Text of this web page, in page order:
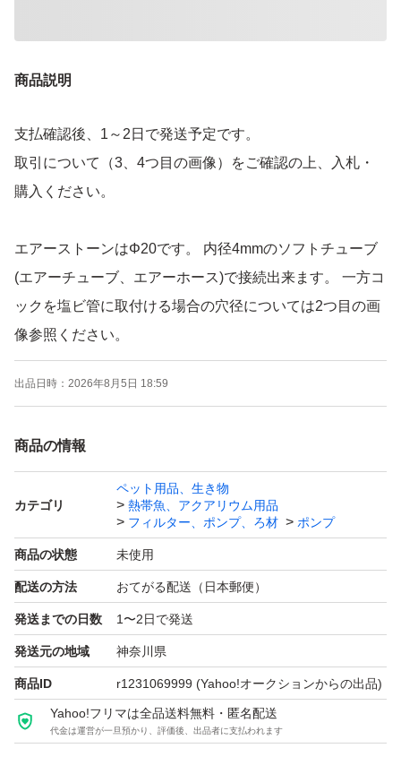
商品説明
支払確認後、1～2日で発送予定です。
取引について（3、4つ目の画像）をご確認の上、入札・
購入ください。
エアーストーンはΦ20です。 内径4mmのソフトチューブ
(エアーチューブ、エアーホース)で接続出来ます。 一方コ
ックを塩ビ管に取付ける場合の穴径については2つ目の画
像参照ください。
Φ20～50ｍｍエアーストーンをナノバブルと謳っている
奈良県の出品者がいますが、その出品者の画像（20mmス
表示）を証明していますのでご注意ください。 静音とも
ンプからのエアー圧によるものです。
初期不良（輸送事故含）時は対応後に評価お願いします。
対応待てない急ぎで必要な方（即 悪い評価する方）は他
で落札・購入してください。 問題あれば対応すると明記
しているのに輸送事故でも即悪い評価する人達がいます
が、記載内容を理解出来ない方は絶対に購入しないでくだ
さい。と記載しても現れています。 全て不当評価扱いで
評価に悪いがありますが全て不当評価（イタズラ・八つ当
出品日時： 2026年8月5日 18:59
商品の情報
カテゴリ
ペット用品、生き物
熱帯魚、アクアリウム用品
フィルター、ポンプ、ろ材
ポンプ
商品の状態 未使用
配送の方法 おてがる配送（日本郵便）
発送までの日数 1〜2日で発送
発送元の地域 神奈川県
商品ID r1231069999 (Yahoo!オークションからの出品)
Yahoo!フリマは全品送料無料・匿名配送
代金は運営が一旦預かり、評価後、出品者に支払われます